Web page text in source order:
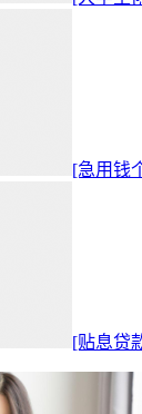
[急用钱
[贴息贷